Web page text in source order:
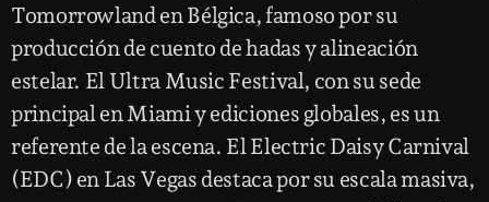
Tomorrowland en Bélgica, famoso por su
producción de cuento de hadas y alineación
estelar. El Ultra Music Festival, con su sede
principal en Miami y ediciones globales, es un
referente de la escena. El Electric Daisy Carnival
(EDC) en Las Vegas destaca por su escala masiva,